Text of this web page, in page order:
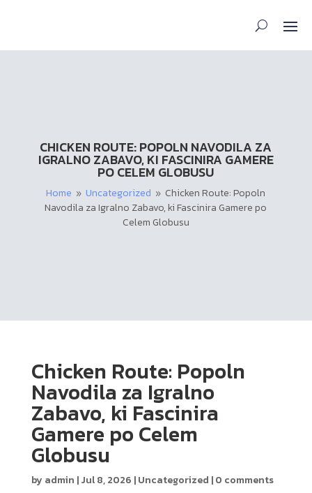
CHICKEN ROUTE: POPOLN NAVODILA ZA
IGRALNO ZABAVO, KI FASCINIRA GAMERE
PO CELEM GLOBUSU
Home 9 Uncategorized 9 Chicken Route: Popoln
Navodila za Igralno Zabavo, ki Fascinira Gamere po
Celem Globusu
Chicken Route: Popoln
Navodila za Igralno
Zabavo, ki Fascinira
Gamere po Celem
Globusu
by admin |Jul 8, 2026 |Uncategorized |0 comments